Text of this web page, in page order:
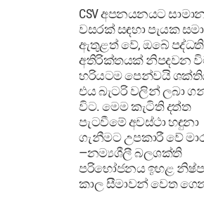
CSV අපනයනයට
වසරක් සඳහා පැයක
ඇතුළත් වේ, ඔබේ
අතිරික්තයක් නිපදවන
හරියටම පෙන්වයි
එය බැටරි වලින් ලබා
විට. මෙම කැටිති දත්ත
පැටවීමේ අවස්ථා හඳුනා
ගැනීමට උපකාරී වේ
—නම්‍යශීලී බලශක්ති
පරිභෝජනය ඉහළ
කාල සීමාවන් වෙත